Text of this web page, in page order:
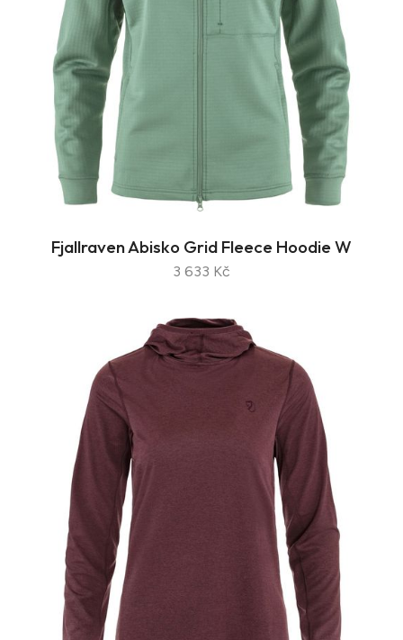
Fjallraven Abisko Grid Fleece Hoodie W
3 633 Kč